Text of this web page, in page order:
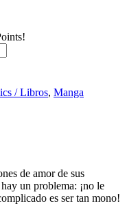
/ Libros, Manga
de amor de sus
un problema: ¡no le
es ser tan mono!